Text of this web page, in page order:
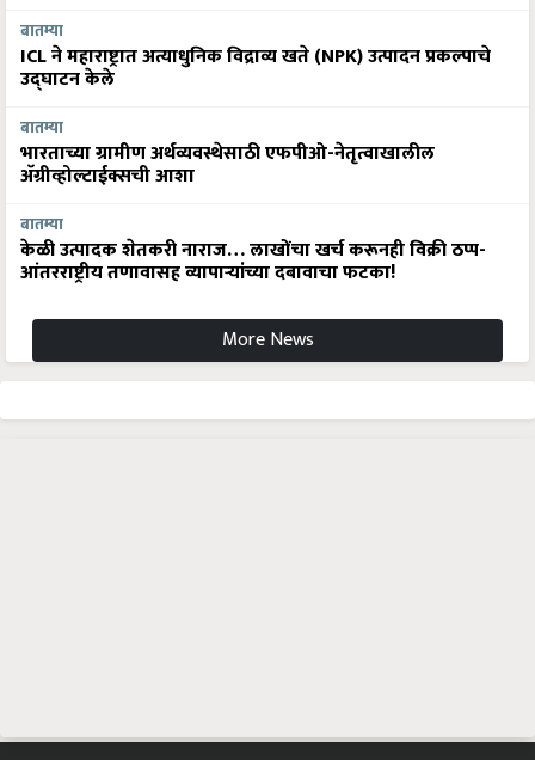
बातम्या
ICL ने महाराष्ट्रात अत्याधुनिक विद्राव्य खते (NPK) उत्पादन प्रकल्पाचे
उद्घाटन केले
बातम्या
भारताच्या ग्रामीण अर्थव्यवस्थेसाठी एफपीओ-नेतृत्वाखालील
अ‍ॅग्रीव्होल्टाईक्सची आशा
बातम्या
केळी उत्पादक शेतकरी नाराज… लाखोंचा खर्च करूनही विक्री ठप्प-
आंतरराष्ट्रीय तणावासह व्यापाऱ्यांच्या दबावाचा फटका!
More News